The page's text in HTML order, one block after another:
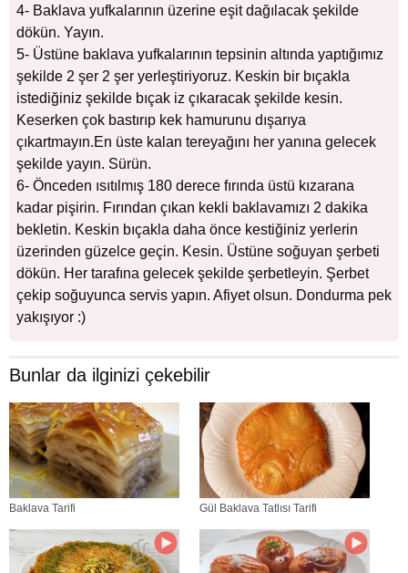
4- Baklava yufkalarının üzerine eşit dağılacak şekilde
dökün. Yayın.
5- Üstüne baklava yufkalarının tepsinin altında yaptığımız
şekilde 2 şer 2 şer yerleştiriyoruz. Keskin bir bıçakla
istediğiniz şekilde bıçak iz çıkaracak şekilde kesin.
Keserken çok bastırıp kek hamurunu dışarıya
çıkartmayın.En üste kalan tereyağını her yanına gelecek
şekilde yayın. Sürün.
6- Önceden ısıtılmış 180 derece fırında üstü kızarana
kadar pişirin. Fırından çıkan kekli baklavamızı 2 dakika
bekletin. Keskin bıçakla daha önce kestiğiniz yerlerin
üzerinden güzelce geçin. Kesin. Üstüne soğuyan şerbeti
dökün. Her tarafına gelecek şekilde şerbetleyin. Şerbet
çekip soğuyunca servis yapın. Afiyet olsun. Dondurma pek
yakışıyor :)
Bunlar da ilginizi çekebilir
Baklava Tarifi Gül Baklava Tatlısı Tarifi